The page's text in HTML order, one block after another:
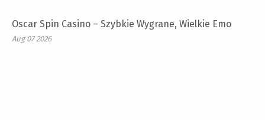
Oscar Spin Casino – Szybkie Wygrane, Wielkie Emo
Aug 07 2026